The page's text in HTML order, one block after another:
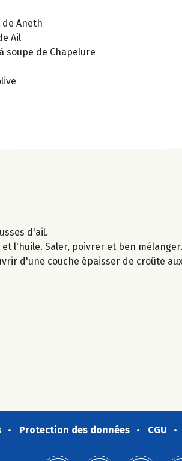
de Aneth
Ail
soupe de Chapelure
d'ail.
l'huile. Saler, poivrer et ben mélanger.
d'une couche épaisser de croûte
Protection des données CGU